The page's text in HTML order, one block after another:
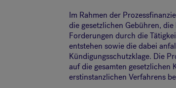
Im Rahmen der
die gesetzlichen Gebühren,
Forderungen durch die
entstehen sowie die dabei
Kündigungsschutzklage. Die
auf die gesamten gesetzlichen
erstinstanzlichen Verfahrens